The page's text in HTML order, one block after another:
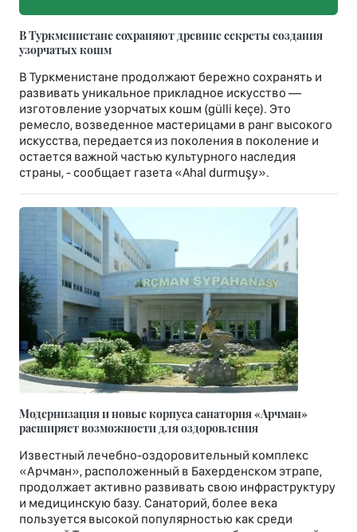
В Туркменистане сохраняют древние секреты создания
узорчатых кошм
В Туркменистане продолжают бережно сохранять и
развивать уникальное прикладное искусство —
изготовление узорчатых кошм (gülli keçe). Это
ремесло, возведенное мастерицами в ранг высокого
искусства, передается из поколения в поколение и
остается важной частью культурного наследия
страны, - сообщает газета «Ahal durmuşy».
Модернизация и новые корпуса санатория «Арчман»
расширяет возможности для оздоровления
Известный лечебно-оздоровительный комплекс
«Арчман», расположенный в Бахерденском этрапе,
продолжает активно развивать свою инфраструктуру
и медицинскую базу. Санаторий, более века
пользуется высокой популярностью как среди